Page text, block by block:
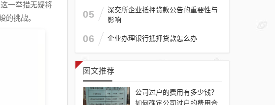
一举措无疑将
的挑战。
05
深交所企业抵押贷款公告的重要性与
影响
06 企业办理银行抵押贷款怎么办
图文推荐
公司过户的费用有多少钱？
如何确定公司过户的费用合